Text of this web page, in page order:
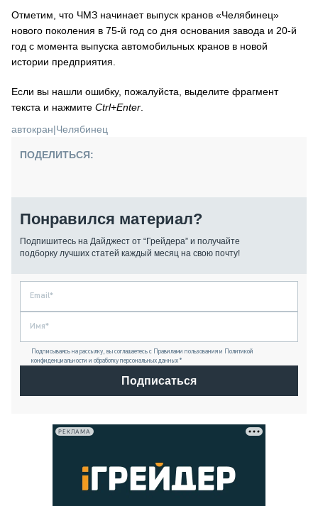
Отметим, что ЧМЗ начинает выпуск кранов «Челябинец»
нового поколения в 75-й год со дня основания завода и 20-й
год с момента выпуска автомобильных кранов в новой
истории предприятия.
Если вы нашли ошибку, пожалуйста, выделите фрагмент
текста и нажмите Ctrl+Enter
автокран|Челябинец
ПОДЕЛИТЬСЯ:
Понравился материал?
Подпишитесь на Дайджест от “Грейдера” и получайте
подборку лучших статей каждый месяц на свою почту!
Подписываясь на рассылку, вы соглашаетесь с Правилами пользования и Политикой
конфиденциальности и обработку персональных данных *
Подписаться
РЕКЛАМА